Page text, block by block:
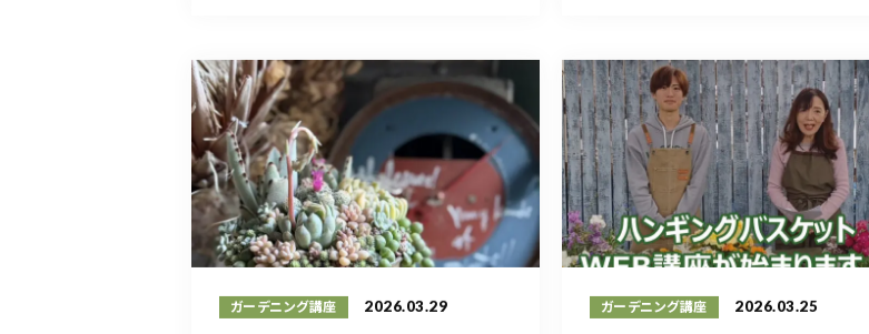
ガーデニング講座 2026.03.29 ガーデニング講座 2026.03.25